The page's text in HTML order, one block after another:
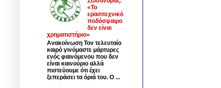
«Το
ερασιτεχνικό
ποδόσφαιρο
δεν είναι
χρηματιστήριο»
Ανακοίνωση Τον τελευταίο
καιρό γινόμαστε μάρτυρες
ενός φαινόμενου που δεν
είναι καινούριο αλλά
πιστεύουμε ότι έχει
ξεπεράσει τα όριά του. Ο ...